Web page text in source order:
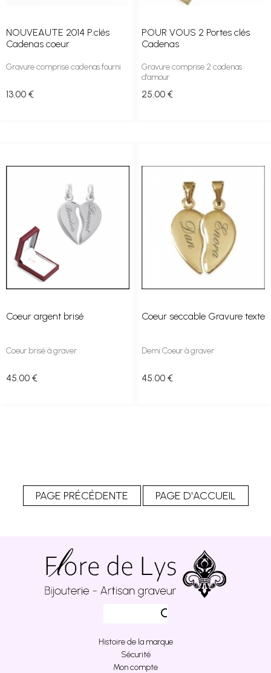
NOUVEAUTE 2014 P.clés
Cadenas coeur
Gravure comprise cadenas fourni
13.00 €
POUR VOUS 2 Portes clés
Cadenas
Gravure comprise 2 cadenas
d'amour
25.00 €
Coeur argent brisé
Coeur brisé à graver
45.00 €
Coeur seccable Gravure texte
Demi Coeur à graver
45.00 €
Histoire de la marque
Sécurité
Mon compte